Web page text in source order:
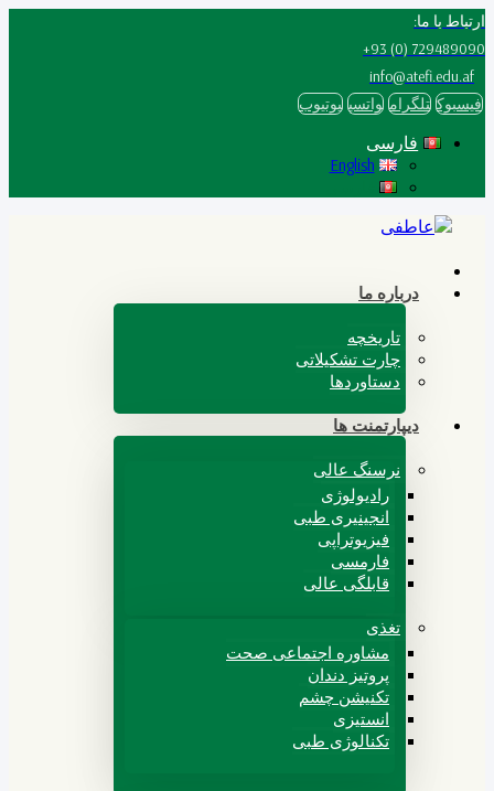
ارتباط با ما:
729489090 (0) 93+
info@atefi.edu.af
فيسبوك تلگرام واتسپ یوتیوب
فارسی
English
درباره ما
تاریخچه
چارت تشکیلاتی
دستاوردها
دیپارتمنت ها
نرسنگ عالی
رادیولوژی
انجینیری طبی
فیزیوتراپی
فارمسی
قابلگی عالی
تغذی
مشاوره اجتماعی صحت
پروتیز دندان
تکنیشن چشم
انستیزی
تکنالوژی طبی